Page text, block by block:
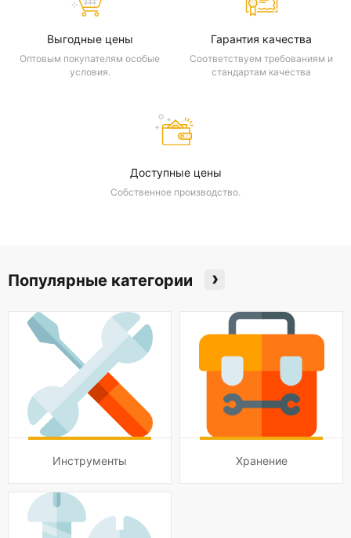
Выгодные цены
Оптовым покупателям особые
условия.
Гарантия качества
Соответствуем требованиям и
стандартам качества
Доступные цены
Собственное производство.
Популярные категории ›
Инструменты Хранение